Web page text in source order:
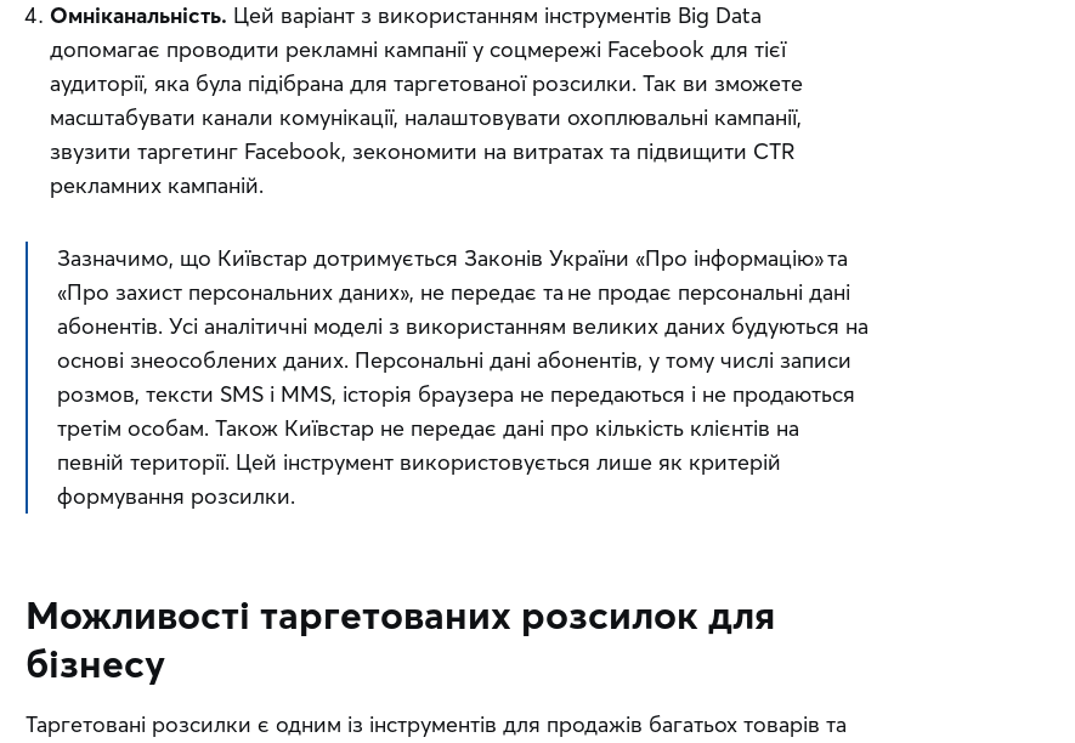
Омніканальність. Цей варіант з використанням інструментів Big Data
допомагає проводити рекламні кампанії у соцмережі Facebook для тієї
аудиторії, яка була підібрана для таргетованої розсилки. Так ви зможете
масштабувати канали комунікації, налаштовувати охоплювальні кампанії,
звузити таргетинг Facebook, зекономити на витратах та підвищити CTR
рекламних кампаній.
Зазначимо, що Київстар дотримується Законів України «Про інформацію» та
«Про захист персональних даних», не передає та не продає персональні дані
абонентів. Усі аналітичні моделі з використанням великих даних будуються на
основі знеособлених даних. Персональні дані абонентів, у тому числі записи
розмов, тексти SMS і MMS, історія браузера не передаються і не продаються
третім особам. Також Київстар не передає дані про кількість клієнтів на
певній території. Цей інструмент використовується лише як критерій
формування розсилки.
Можливості таргетованих розсилок для
бізнесу
Таргетовані розсилки є одним із інструментів для продажів багатьох товарів та